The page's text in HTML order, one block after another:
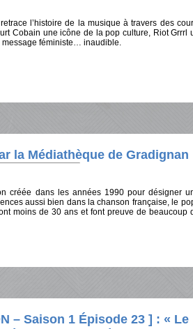
l’histoire de la musique à travers des
Cobain une icône de la pop culture, Riot Grrrl
message féministe… inaudible.
la Médiathèque de Gradignan
créée dans les années 1990 pour désigner
aussi bien dans la chanson française, le
moins de 30 ans et font preuve de beaucoup
– Saison 1 Épisode 23 ] : « Le